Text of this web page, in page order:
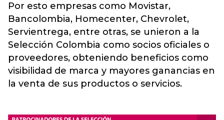
Por esto empresas como Movistar,
Bancolombia, Homecenter, Chevrolet,
Servientrega, entre otras, se unieron a la
Selección Colombia como socios oficiales o
proveedores, obteniendo beneficios como
visibilidad de marca y mayores ganancias en
la venta de sus productos o servicios.